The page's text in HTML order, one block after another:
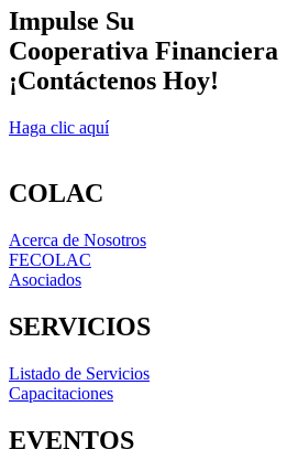
Impulse Su
Cooperativa Financiera
¡Contáctenos Hoy!
Haga clic aquí
COLAC
Acerca de Nosotros
FECOLAC
Asociados
SERVICIOS
Listado de Servicios
Capacitaciones
EVENTOS